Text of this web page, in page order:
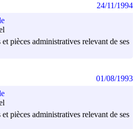
pièces administratives relevant de ses
24/11/1994
pièces administratives relevant de ses
01/08/1993